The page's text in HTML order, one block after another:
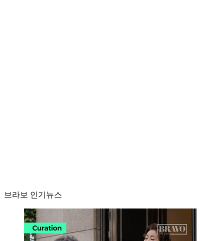
브라보 인기뉴스